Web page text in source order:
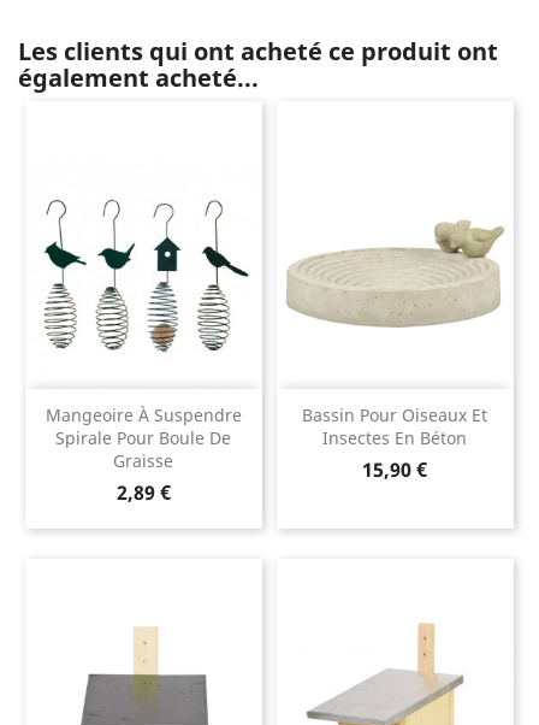
Les clients qui ont acheté ce produit ont
également acheté...
Mangeoire À Suspendre
Spirale Pour Boule De
Graisse
Prix
2,89 €
Bassin Pour Oiseaux Et
Insectes En Béton
Prix
15,90 €